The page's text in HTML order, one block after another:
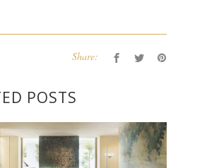
Share:
POSTS